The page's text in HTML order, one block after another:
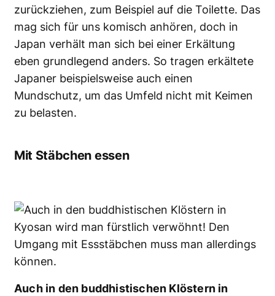
zurückziehen, zum Beispiel auf die Toilette. Das
mag sich für uns komisch anhören, doch in
Japan verhält man sich bei einer Erkältung
eben grundlegend anders. So tragen erkältete
Japaner beispielsweise auch einen
Mundschutz, um das Umfeld nicht mit Keimen
zu belasten.
Mit Stäbchen essen
Auch in den buddhistischen Klöstern in